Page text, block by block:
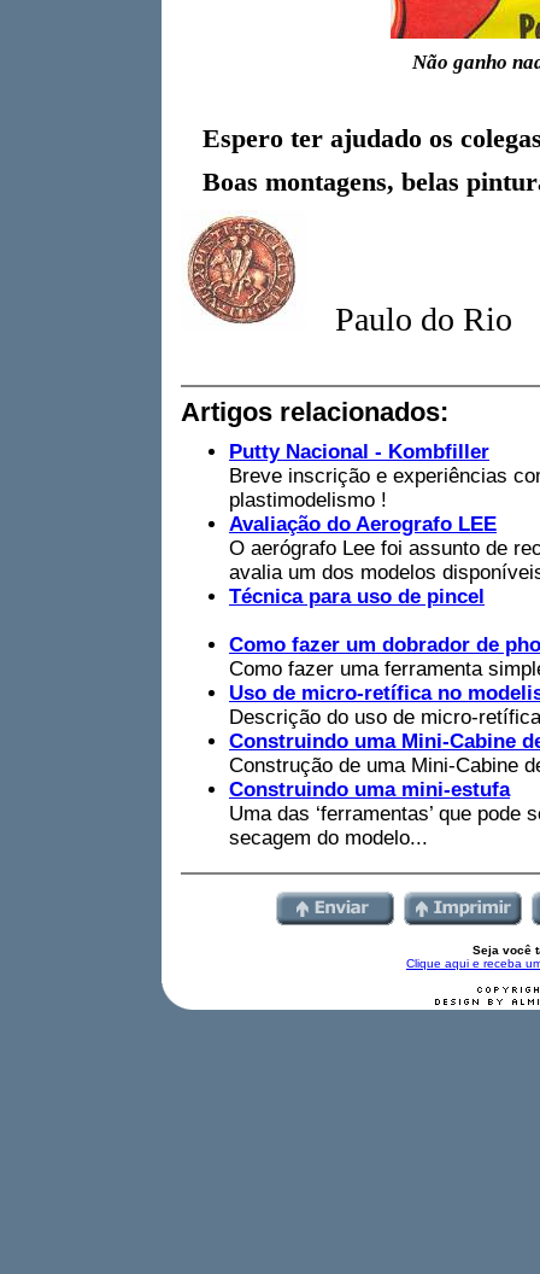
Não ganho
Espero ter ajudado os
Boas montagens, belas
Paulo do Rio
Artigos relacionados:
Putty Nacional - Kombfiller
Breve inscrição e experiências
plastimodelismo !
Avaliação do Aerografo LEE
O aerógrafo Lee foi assunto de
avalia um dos modelos
Técnica para uso de pincel
Como fazer um dobrador de
Como fazer uma ferramenta
Uso de micro-retífica no
Descrição do uso de micro-
Construindo uma Mini-Cabine
Construção de uma Mini-Cabine
Construindo uma mini-estufa
Uma das ‘ferramentas’ que
secagem do modelo...
Seja você
Clique aqui e receba